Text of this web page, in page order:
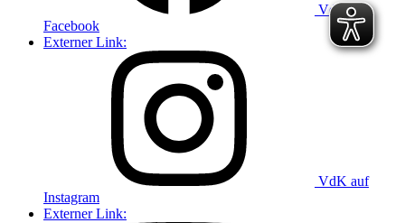
VdK auf
Facebook
Externer Link:
VdK auf
Instagram
Externer Link: